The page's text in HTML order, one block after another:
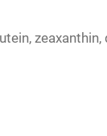
zeaxanthin,